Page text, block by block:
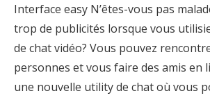
Interface easy N’êtes-vous pas
trop de publicités lorsque vous
de chat vidéo? Vous pouvez
personnes et vous faire des amis en
une nouvelle utility de chat où vous